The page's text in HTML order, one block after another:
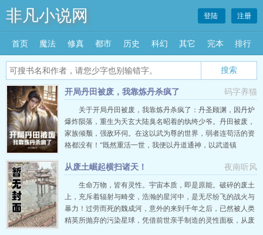
非凡小说网
搜索
登陆 注册
首页 魔法 修真 都市 历史 科幻 其它 完本 排行
码字养猫
开局丹田被废，我靠炼丹杀疯了
关于开局丹田被废，我靠炼丹杀疯了：丹圣顾渊，因丹炉
爆炸陨落，重生为天玄大陆臭名昭着的纨绔少爷。丹田被废，
家族倾颓，强敌环伺。在这以武为尊的世界，弱者连苟活的资
格都没有！“既然重活一世，我便以丹道通神，以武道镇
敌战技，碎山河，破万法，败尽天骄！从人人唾弃的废物，到
举世震颤的至尊，顾渊踏出的每一步，都在告诉这世间“要么
臣服，要么毁灭！” …
夜南听风
从废土崛起横扫诸天！
生命万物，皆有灵性。宇宙本质，即是原能。破碎的废土
上，充斥着辐射与畸变，浩瀚的星河中，是无尽纷飞的战火与
暴力！过劳而死的魏成河，意外的来到千年之后，已然被人类
精英所抛弃的污染星球，凭借前世亲手制造的灵性面板，从废